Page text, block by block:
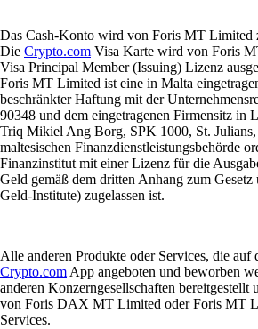
Das Cash-Konto wird von Foris MT Limited
Die Crypto.com Visa Karte wird von Foris
Visa Principal Member (Issuing) Lizenz
Foris MT Limited ist eine in Malta
beschränkter Haftung mit der
90348 und dem eingetragenen Firmensitz in
Triq Mikiel Ang Borg, SPK 1000, St.
maltesischen Finanzdienstleistungsbehörde
Finanzinstitut mit einer Lizenz für die
Geld gemäß dem dritten Anhang zum
Geld-Institute) zugelassen ist.
Alle anderen Produkte oder Services, die auf
Crypto.com App angeboten und beworben
anderen Konzerngesellschaften bereitgestellt
von Foris DAX MT Limited oder Foris MT
Services.